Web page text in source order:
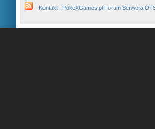
Kontakt PokeXGames.pl Forum Serwera